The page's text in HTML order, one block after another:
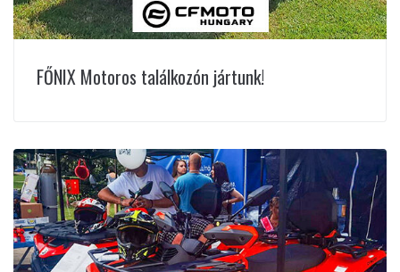
FŐNIX Motoros találkozón jártunk!